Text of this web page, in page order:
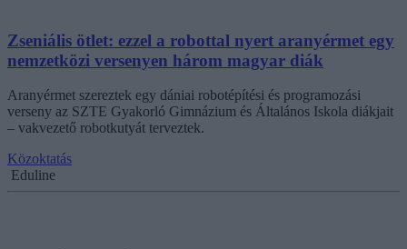
Zseniális ötlet: ezzel a robottal nyert aranyérmet egy
nemzetközi versenyen három magyar diák
Aranyérmet szereztek egy dániai robotépítési és programozási
verseny az SZTE Gyakorló Gimnázium és Általános Iskola diákjait
– vakvezető robotkutyát terveztek.
Közoktatás
Eduline